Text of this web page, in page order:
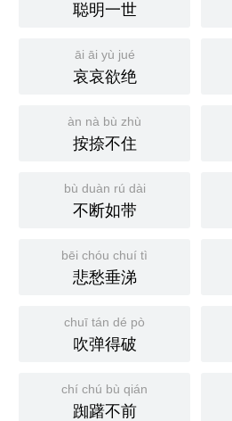
聪明一世
āi āi yù jué
哀哀欲绝
àn nà bù zhù
按捺不住
bù duàn rú dài
不断如带
bēi chóu chuí tì
悲愁垂涕
chuī tán dé pò
吹弹得破
chí chú bù qián
踟躇不前